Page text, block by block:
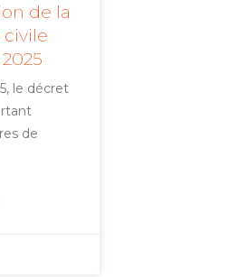
de la
le décret
de